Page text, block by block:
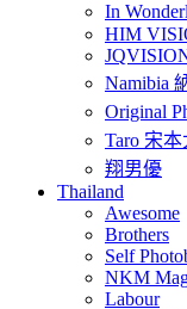
In
HIM
Namibia
Original
Taro 宋本
翔男優
Thailand
Awesome
Brothers
Self
NKM
Labour